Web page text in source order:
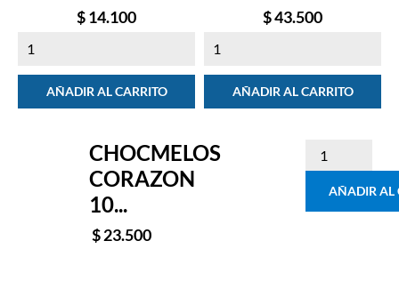
Precio
$ 14.100
AÑADIR AL CARRITO
Precio
$ 43.500
AÑADIR AL CARRITO
CHOCMELOS
CORAZON
10...
$ 23.500
AÑADIR AL